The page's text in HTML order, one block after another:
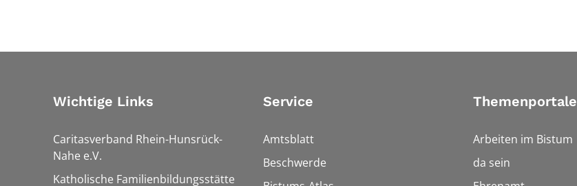
Wichtige Links
Caritasverband Rhein-Hunsrück-
Nahe e.V.
Katholische Familienbildungsstätte
Service
Amtsblatt
Beschwerde
Themenportale
Arbeiten im Bistum
da sein